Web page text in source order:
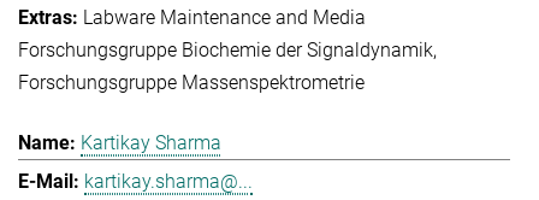
Labware Maintenance and Media
Forschungsgruppe Biochemie der Signaldynamik
Forschungsgruppe Massenspektrometrie
Kartikay Sharma
kartikay.sharma@...